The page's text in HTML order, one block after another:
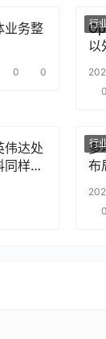
业务整
0 0
行
以
0
伟达处
样的
行
多
布
0